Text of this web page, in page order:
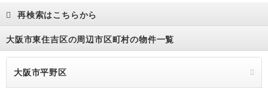
再検索はこちらから
大阪市東住吉区の周辺市区町村の物件一覧
大阪市平野区